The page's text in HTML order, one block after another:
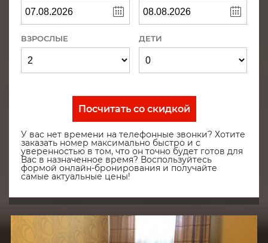
ВЗРОСЛЫЕ ДЕТИ
Посчитать со скидкой
У вас нет времени на телефонные звонки? Хотите
заказать номер максимально быстро и с
уверенностью в том, что он точно будет готов для
Вас в назначенное время? Воспользуйтесь
формой онлайн-бронирования и получайте
самые актуальные цены!